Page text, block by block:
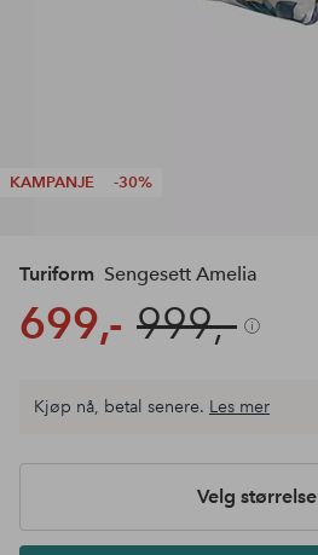
KAMPANJE -30%
Turiform Sengesett Amelia
699,- 999,-
størrelse
Legg i
Kjøp nå, betal senere. Les mer
Velg størrelse